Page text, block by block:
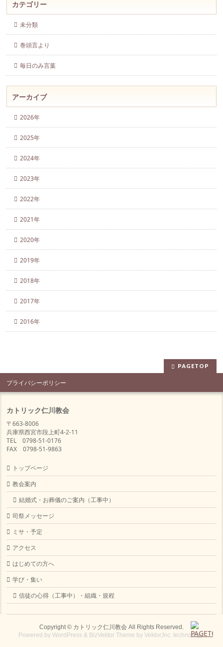
カテゴリー
未分類
巻頭言より
毎日のみ言葉
アーカイブ
2026年
2025年
2024年
2023年
2022年
2021年
2020年
2019年
2018年
2017年
2016年
PAGETOP
プライバシーポリシー
カトリック仁川教会
〒663-8006
兵庫県西宮市段上町4-2-11
TEL 0798-51-0176
FAX 0798-51-9863
トップページ
教会案内
結婚式・お葬儀のご案内（工事中）
司祭メッセージ
ミサ・予定
アクセス
はじめての方へ
学び・集い
信徒の心得（工事中）・組織・規程
Copyright © カトリック仁川教会All Rights Reserved.
Powered byWordPress & BizVektor Theme byVektor,Inc. technology.